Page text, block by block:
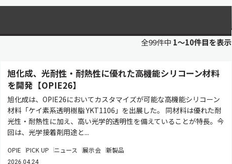
全99件中 1〜10件目を表示
旭化成、光耐性・耐熱性に優れた高機能シリコーン材料
を開発【OPIE26】
旭化成は、OPIE26においてカスタマイズが可能な高機能シリコーン
材料「ケイ素系透明樹脂 YKT1106」を出展した。 同材料は優れた耐
光性・耐熱性に加え、高い光学的透明性を備えていることが特長。今
回は、光学接着剤用途と...
OPIE PICK UP ニュース 展示会 新製品
2026.04.24